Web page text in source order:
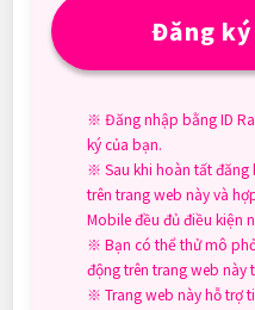
Đăng
※ Đăng nhập bằng ID
ký của bạn.
※ Sau khi hoàn tất đăng
trên trang web này và
Mobile đều đủ điều kiện
※ Bạn có thể thử mô
động trên trang web này
※ Trang web này hỗ trợ